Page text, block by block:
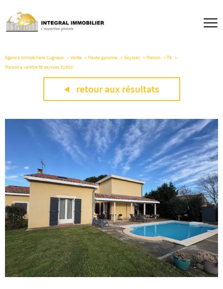
Agence immobilière Cugnaux Vente Haute garonne Seysses Maison
T6
Maison a vendre t6 seysses 31600
retour aux résultats